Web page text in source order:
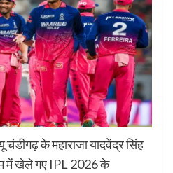
चंडीगढ़ के महाराजा यादवेंद्र सिंह
में खेले गए IPL 2026 के